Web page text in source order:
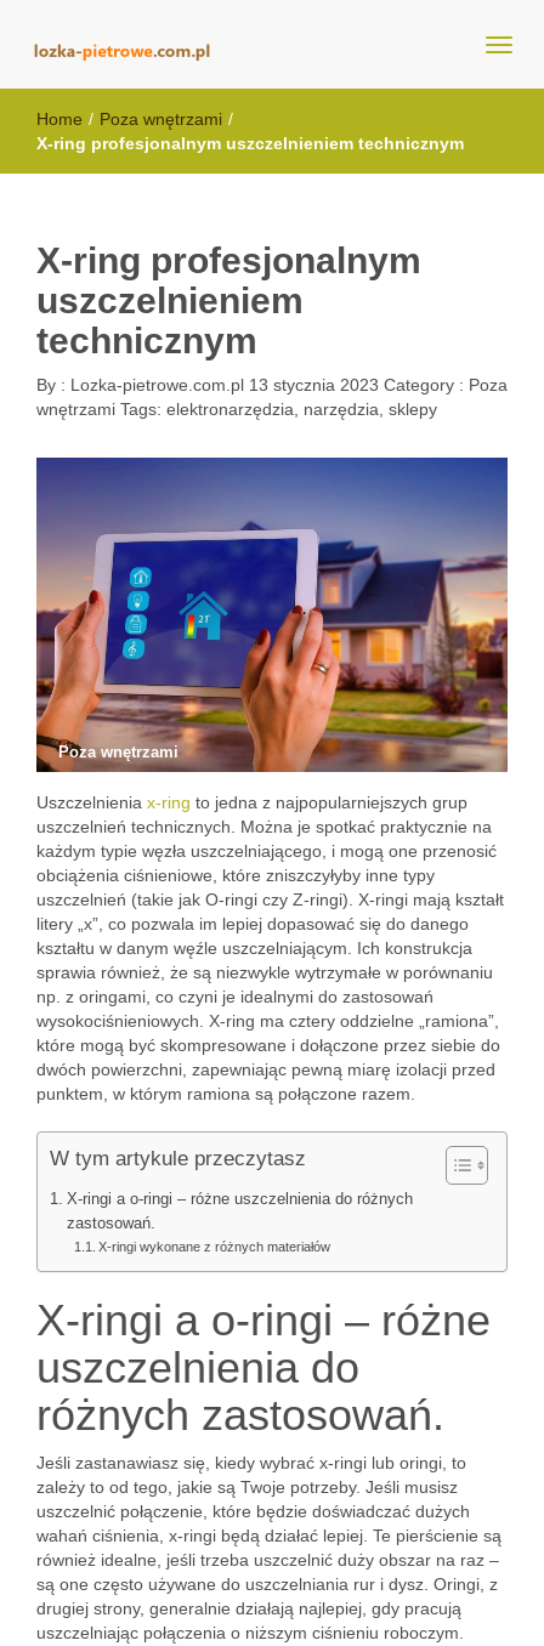
lozka-pietrowe.com.pl
Home / Poza wnętrzami /
X-ring profesjonalnym uszczelnieniem technicznym
X-ring profesjonalnym
uszczelnieniem
technicznym
By : Lozka-pietrowe.com.pl 13 stycznia 2023 Category : Poza
wnętrzami Tags: elektronarzędzia narzędzia sklepy
Poza wnętrzami
Uszczelnienia x-ring to jedna z najpopularniejszych grup
uszczelnień technicznych. Można je spotkać praktycznie na
każdym typie węzła uszczelniającego, i mogą one przenosić
obciążenia ciśnieniowe, które zniszczyłyby inne typy
uszczelnień (takie jak O-ringi czy Z-ringi). X-ringi mają kształt
litery „x”, co pozwala im lepiej dopasować się do danego
kształtu w danym węźle uszczelniającym. Ich konstrukcja
sprawia również, że są niezwykle wytrzymałe w porównaniu
np. z oringami, co czyni je idealnymi do zastosowań
wysokociśnieniowych. X-ring ma cztery oddzielne „ramiona”,
które mogą być skompresowane i dołączone przez siebie do
dwóch powierzchni, zapewniając pewną miarę izolacji przed
punktem, w którym ramiona są połączone razem.
W tym artykule przeczytasz
X-ringi a o-ringi – różne uszczelnienia do różnych
zastosowań.
X-ringi wykonane z różnych materiałów
X-ringi a o-ringi – różne
uszczelnienia do
różnych zastosowań.
Jeśli zastanawiasz się, kiedy wybrać x-ringi lub oringi, to
zależy to od tego, jakie są Twoje potrzeby. Jeśli musisz
uszczelnić połączenie, które będzie doświadczać dużych
wahań ciśnienia, x-ringi będą działać lepiej. Te pierścienie są
również idealne, jeśli trzeba uszczelnić duży obszar na raz –
są one często używane do uszczelniania rur i dysz. Oringi, z
drugiej strony, generalnie działają najlepiej, gdy pracują
uszczelniając połączenia o niższym ciśnieniu roboczym.